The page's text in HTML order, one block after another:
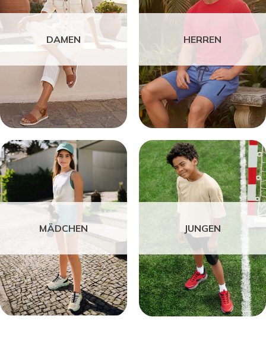
DAMEN HERREN
MÄDCHEN JUNGEN